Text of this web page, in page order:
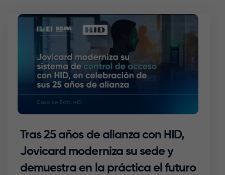
Tras 25 años de alianza con HID,
Jovicard moderniza su sede y
demuestra en la práctica el futuro